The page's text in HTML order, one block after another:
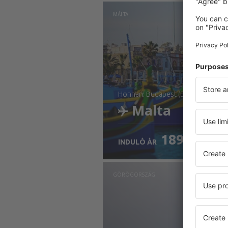
MÁLTA
honnan: Budapest (BUD)
Malta
Ellenőrizze a
INDULÓ ÁR 18929 HUF